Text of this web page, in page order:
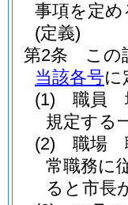
事項を定
(定義)
第2条
この
当該各号に
(1)
職員
規定する
(2)
職場
常職務に
ると市長